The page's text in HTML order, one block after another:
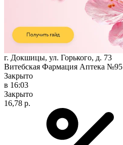
г. Докшицы, ул. Горького, д. 73
Витебская Фармация Аптека №95
Закрыто
в 16:03
Закрыто
16,78 р.